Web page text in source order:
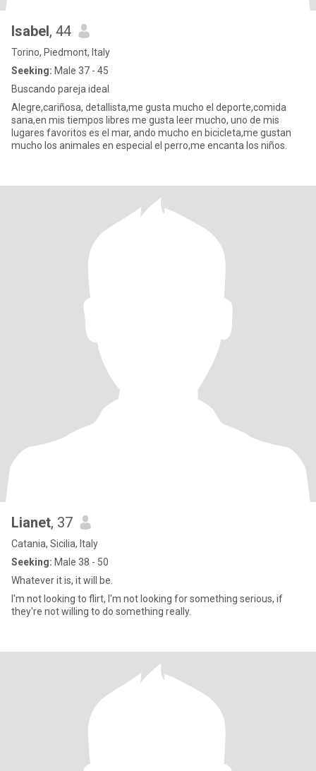
Isabel, 44
Torino, Piedmont, Italy
Seeking: Male 37 - 45
Buscando pareja ideal
Alegre,cariñosa, detallista,me gusta mucho el deporte,comida
sana,en mis tiempos libres me gusta leer mucho, uno de mis
lugares favoritos es el mar, ando mucho en bicicleta,me gustan
mucho los animales en especial el perro,me encanta los niños.
Lianet, 37
Catania, Sicilia, Italy
Seeking: Male 38 - 50
Whatever it is, it will be.
I'm not looking to flirt, I'm not looking for something serious, if
they're not willing to do something really.